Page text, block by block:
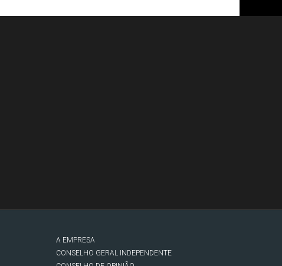
A EMPRESA
CONSELHO GERAL INDEPENDENTE